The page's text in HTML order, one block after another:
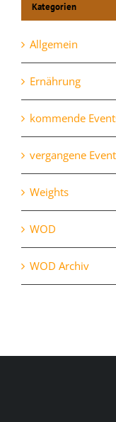
Kategorien
Allgemein
Ernährung
kommende
vergangene
Weights
WOD
WOD Archiv